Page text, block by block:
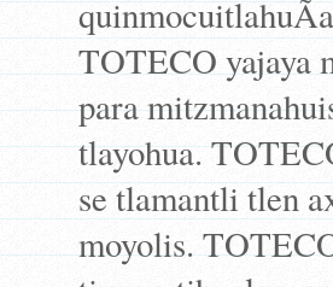
TOTECO yajaya
para
tlayohua.
se tlamantli tlen
moyolis.